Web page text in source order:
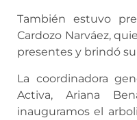
También estuvo
Cardozo Narváez,
presentes y brindó
La coordinadora
Activa, Ariana
inauguramos el